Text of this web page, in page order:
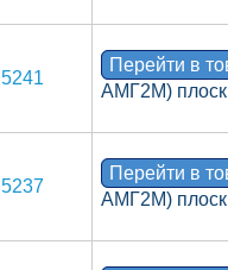
5241
Перейти в
АМГ2М)
5237
Перейти в
АМГ2М)